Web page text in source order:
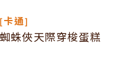
[卡通]
蜘蛛俠天際穿梭蛋糕